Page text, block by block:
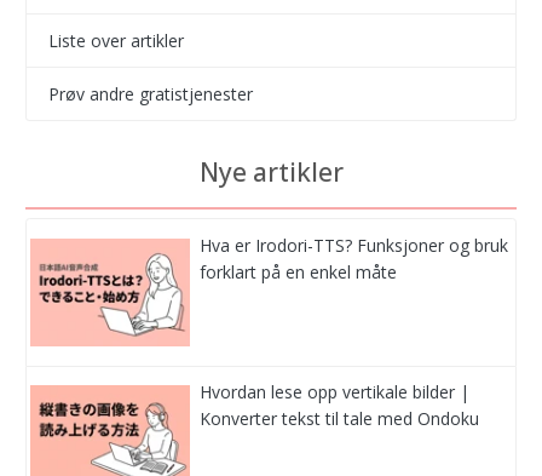
Liste over artikler
Prøv andre gratistjenester
Nye artikler
Hva er Irodori-TTS? Funksjoner og bruk
forklart på en enkel måte
Hvordan lese opp vertikale bilder |
Konverter tekst til tale med Ondoku